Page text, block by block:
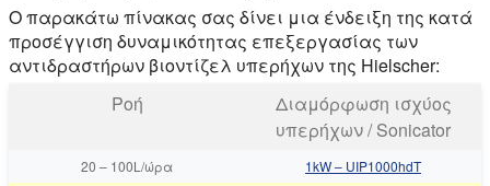
Ο παρακάτω πίνακας σας δίνει μια ένδειξη της κατά
προσέγγιση δυναμικότητας επεξεργασίας των
αντιδραστήρων βιοντίζελ υπερήχων της Hielscher:
Ροή
Διαμόρφωση ισχύος
υπερήχων / Sonicator
20 – 100L/ώρα
1kW – UIP1000hdT